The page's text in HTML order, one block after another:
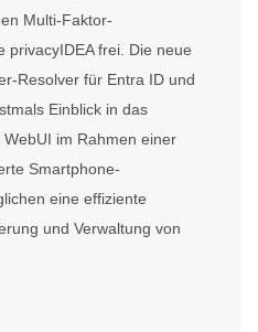
Multi-Faktor-
privacyIDEA frei. Die neue
Resolver für Entra ID und
Einblick in das
im Rahmen einer
Smartphone-
eine effiziente
und Verwaltung von